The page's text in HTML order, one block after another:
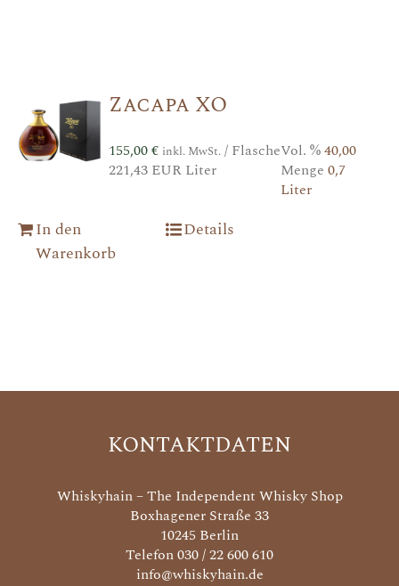
Zacapa XO
155,00€ inkl. MwSt./ Flasche
221,43 EUR Liter
Vol. %40,00
Menge 0,7
Liter
In den
Warenkorb
Details
KONTAKTDATEN
Whiskyhain – The Independent Whisky Shop
Boxhagener Straße 33
10245 Berlin
Telefon 030 / 22 600 610
info@whiskyhain.de